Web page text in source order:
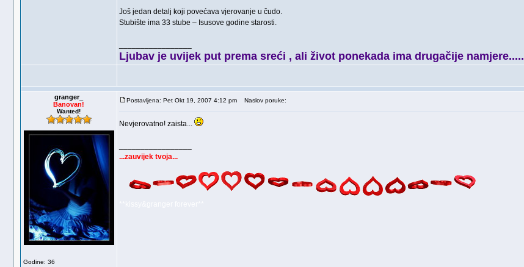
Još jedan detalj koji povećava vjerovanje u čudo.
Stubište ima 33 stube – Isusove godine starosti.
Ljubav je uvijek put prema sreći , ali život ponekada ima drugačije namjere.....
granger_
Banovan!
Wanted!
Godine: 36
Postavljena: Pet Okt 19, 2007 4:12 pm Naslov poruke:
Nevjerovatno! zaista...
...zauvijek tvoja...